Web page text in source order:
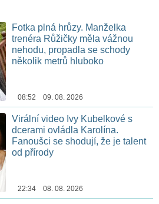
Fotka plná hrůzy. Manželka
trenéra Růžičky měla vážnou
nehodu, propadla se schody
několik metrů hluboko
08:52 09. 08. 2026
Virální video Ivy Kubelkové s
dcerami ovládla Karolína.
Fanoušci se shodují, že je talent
od přírody
22:34 08. 08. 2026